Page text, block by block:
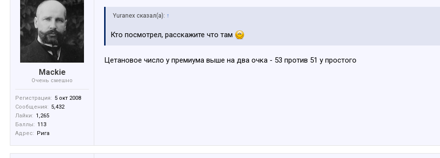
Mackie
Очень смешно
Регистрация: 5 окт 2008
Сообщения: 5,432
Лайки: 1,265
Баллы: 113
Адрес:
Рига
Yuranex сказал(а): ↑
Кто посмотрел, расскажите что там
Цетановое число у премиума выше на два очка - 53 против 51 у простого